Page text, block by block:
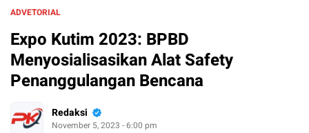
ADVETORIAL
Expo Kutim 2023: BPBD
Menyosialisasikan Alat Safety
Penanggulangan Bencana
Redaksi
November 5, 2023 - 6:00 pm